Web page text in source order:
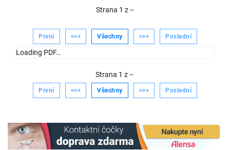
Strana 1 z--
První <<< Všechny >>> Poslední
Loading PDF…
Strana 1 z--
První <<< Všechny >>> Poslední